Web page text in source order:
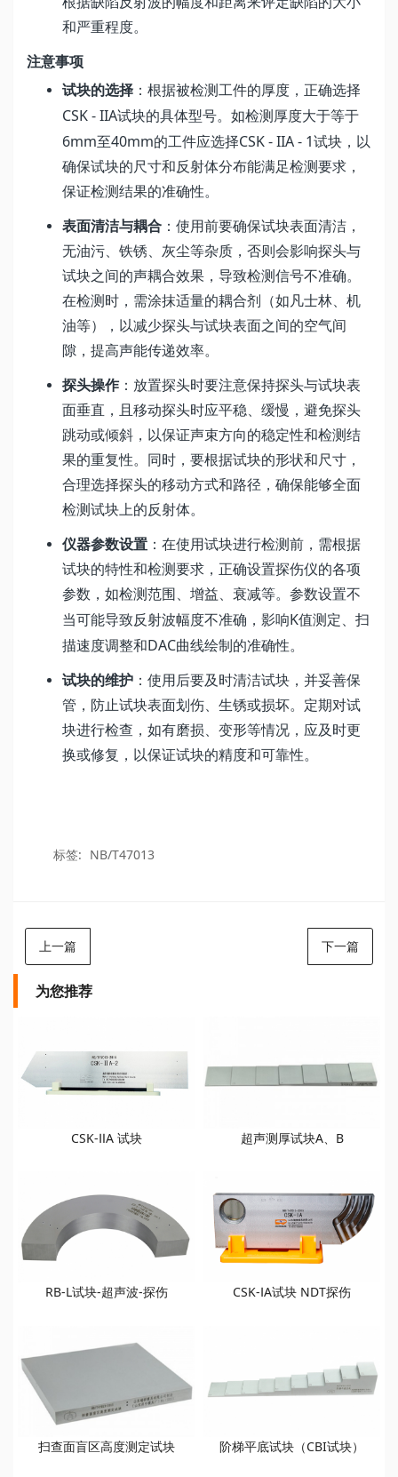
和严重程度。
注意事项
试块的选择 ：根据被检测工件的厚度，正确选择
CSK - IIA试块的具体型号。如检测厚度大于等于
6mm至40mm的工件应选择CSK - IIA - 1试块，以
确保试块的尺寸和反射体分布能满足检测要求，
保证检测结果的准确性。
表面清洁与耦合 ：使用前要确保试块表面清洁，
无油污、铁锈、灰尘等杂质，否则会影响探头与
试块之间的声耦合效果，导致检测信号不准确。
在检测时，需涂抹适量的耦合剂（如凡士林、机
油等），以减少探头与试块表面之间的空气间
隙，提高声能传递效率。
探头操作：放置探头时要注意保持探头与试块表
面垂直，且移动探头时应平稳、缓慢，避免探头
跳动或倾斜，以保证声束方向的稳定性和检测结
果的重复性。同时，要根据试块的形状和尺寸，
合理选择探头的移动方式和路径，确保能够全面
检测试块上的反射体。
仪器参数设置 ：在使用试块进行检测前，需根据
试块的特性和检测要求，正确设置探伤仪的各项
参数，如检测范围、增益、衰减等。参数设置不
当可能导致反射波幅度不准确，影响K值测定、扫
描速度调整和DAC曲线绘制的准确性。
试块的维护 ：使用后要及时清洁试块，并妥善保
管，防止试块表面划伤、生锈或损坏。定期对试
块进行检查，如有磨损、变形等情况，应及时更
换或修复，以保证试块的精度和可靠性。
标签: NB/T47013
上一篇 下一篇
为您推荐
CSK-ⅡA 试块 超声测厚试块A、B
RB-L试块-超声波-探伤 CSK-ⅠA试块 NDT探伤
扫查面盲区高度测定试块 阶梯平底试块（CBI试块）